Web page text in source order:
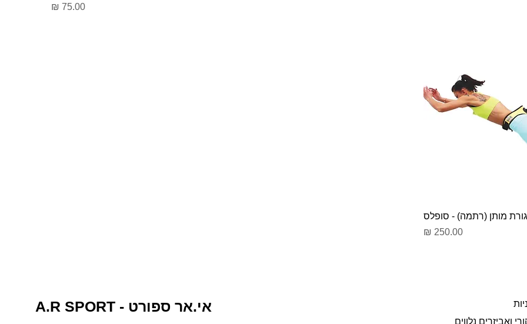
מחיר
מותן (רתמה) - סופלס
מחיר
A.R SPORT - אי.אר ספורט
ואביזרים נלווים